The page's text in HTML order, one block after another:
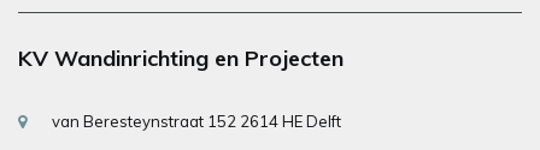
KV Wandinrichting en Projecten
van Beresteynstraat 152 2614 HE Delft